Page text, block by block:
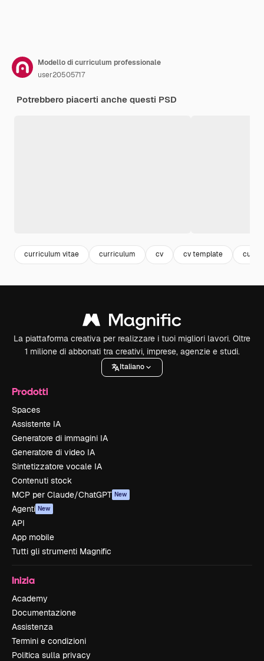
Modello di curriculum professionale
user20505717
Potrebbero piacerti anche questi PSD
curriculum vitae curriculum cv cv template
La piattaforma creativa per realizzare i tuoi migliori lavori. Oltre
1 milione di abbonati tra creativi, imprese, agenzie e studi.
Italiano
Prodotti
Spaces
Assistente IA
Generatore di immagini IA
Generatore di video IA
Sintetizzatore vocale IA
Contenuti stock
MCP per Claude/ChatGPT New
Agenti New
API
App mobile
Tutti gli strumenti Magnific
Inizia
Academy
Documentazione
Assistenza
Termini e condizioni
Politica sulla privacy